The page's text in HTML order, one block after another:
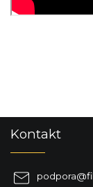
Kontakt
podpora@